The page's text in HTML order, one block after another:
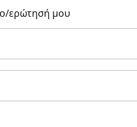
ερώτησή μου